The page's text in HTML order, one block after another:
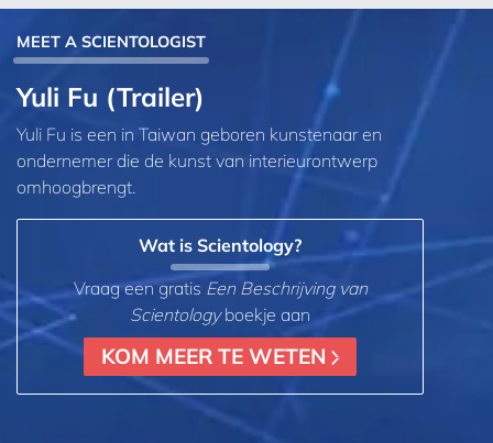
MEET A SCIENTOLOGIST
Yuli Fu (Trailer)
Yuli Fu is een in Taiwan geboren kunstenaar en
ondernemer die de kunst van interieurontwerp
omhoogbrengt.
Wat is Scientology?
Vraag een gratis Een Beschrijving van
Scientologyboekje aan
KOM MEER TE WETEN